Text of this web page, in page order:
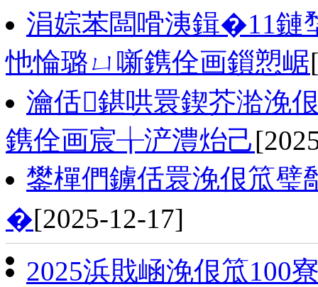
涓婃苯闆嗗洟鍓�11鏈
忚惀璐ㄩ噺鎸佺画鎻愬崌
瀹佸鍖哄睘鍥芥湁浼
鎸佺画宸╁浐澧炲己
鐢樿們鐪佸睘浼佷笟璧
�[2025-12-17]
2025浜戝崡浼佷笟100